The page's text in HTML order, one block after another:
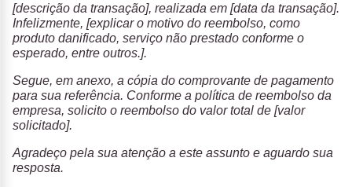
[descrição da transação], realizada em [data da transação].
Infelizmente, [explicar o motivo do reembolso, como
produto danificado, serviço não prestado conforme o
esperado, entre outros.].
Segue, em anexo, a cópia do comprovante de pagamento
para sua referência. Conforme a política de reembolso da
empresa, solicito o reembolso do valor total de [valor
solicitado].
Agradeço pela sua atenção a este assunto e aguardo sua
resposta.